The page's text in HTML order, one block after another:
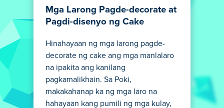
Mga Larong Pagde-decorate at
Pagdi-disenyo ng Cake
Hinahayaan ng mga larong pagde-
decorate ng cake ang mga manlalaro
na ipakita ang kanilang
pagkamalikhain. Sa Poki,
makakahanap ka ng mga laro na
hahayaan kang pumili ng mga kulay,